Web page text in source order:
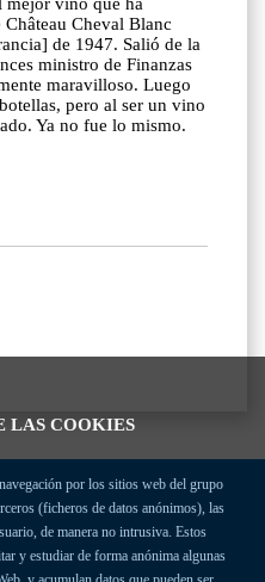
LAS COOKIES
por los sitios web del grupo
(ficheros de datos anónimos), las
de manera no intrusiva. Estos
y estudiar de forma anónima algunas
Cheval Blanc
de 1947. Salió de la
ministro de Finanzas
maravilloso. Luego
pero al ser un vino
Ya no fue lo mismo.